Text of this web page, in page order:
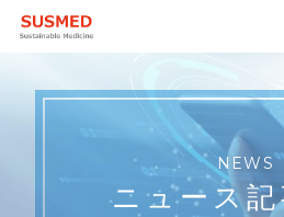
NEWS
ニュース